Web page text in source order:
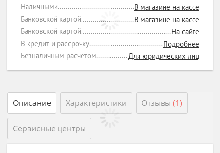
Наличными
В магазине на кассе
Банковской картой
В магазине на кассе
Банковской картой
На сайте
В кредит и рассрочку
Подробнее
Безналичным расчетом
Для юридических лиц
Описание Характеристики Отзывы (1)
Сервисные центры